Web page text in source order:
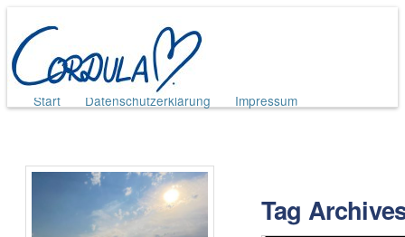
Main menu
Skip
Start Datenschutzerklärung Impressum
Tag